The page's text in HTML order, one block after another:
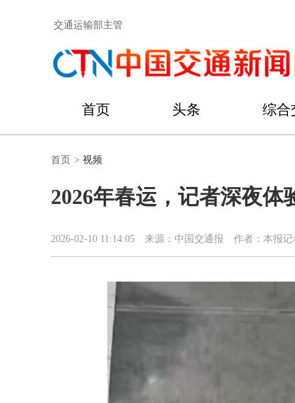
交通运输部主管
首页 头条 综合
首页 > 视频
2026年春运，记者深夜
2026-02-10 11:14:05 来源：中国交通报 作者：本报